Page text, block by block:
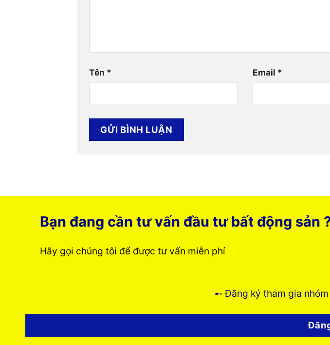
Tên * Email *
Bạn đang cần tư vấn đầu tư bất động sản
Hãy gọi chúng tôi để được tư vấn miễn phí
➸ Đăng ký tham gia nhóm